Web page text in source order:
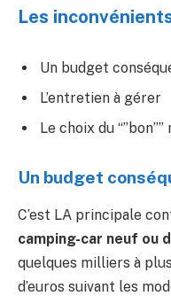
Les
Un budget
L’entretien à gérer
Le choix du “”bon””
Un budget
C’est LA principale
camping-car neuf ou
quelques milliers à
d’euros suivant les